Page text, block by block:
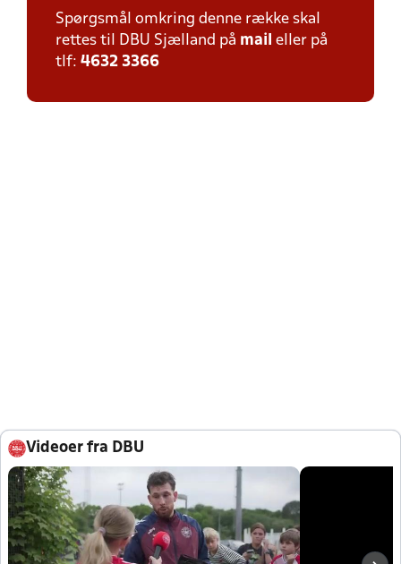
Spørgsmål omkring denne række skal
rettes til DBU Sjælland på mail eller på
tlf: 4632 3366
Videoer fra DBU